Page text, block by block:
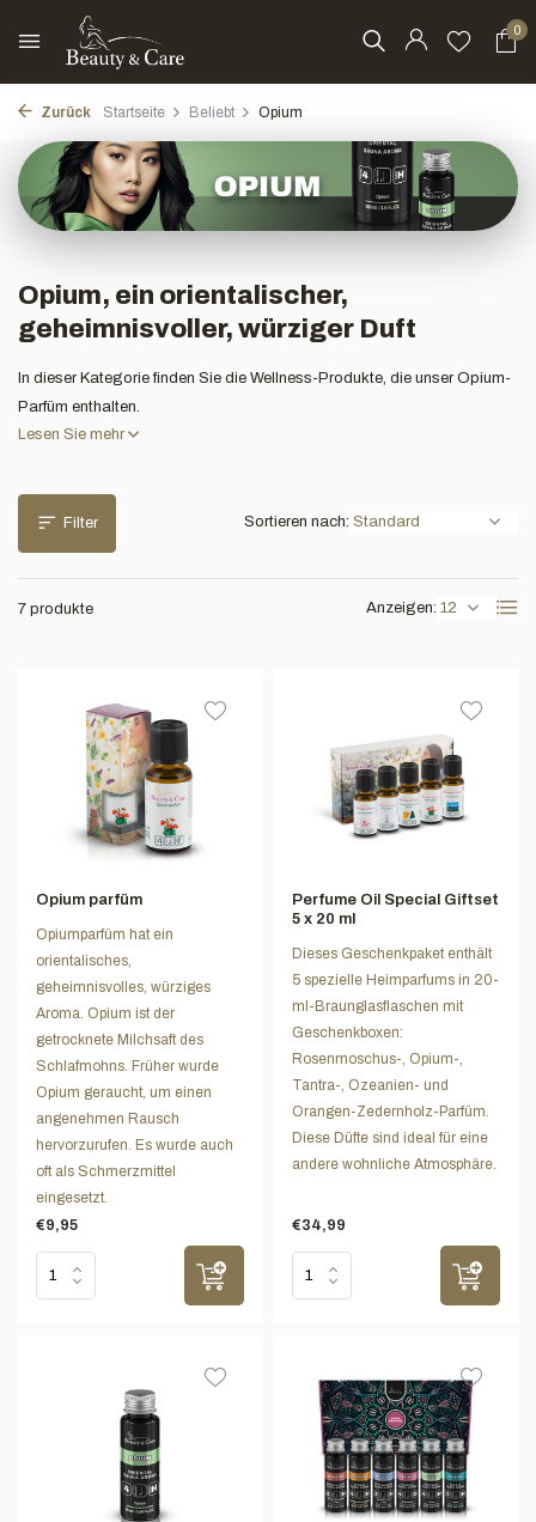
0
Zurück Startseite Beliebt Opium
Opium, ein orientalischer,
geheimnisvoller, würziger Duft
In dieser Kategorie finden Sie die Wellness-Produkte, die unser Opium-
Parfüm enthalten.
Lesen Sie mehr
Filter
7 produkte Anzeigen:
Sortieren nach:
Opium parfüm
Opiumparfüm hat ein
orientalisches,
geheimnisvolles, würziges
Aroma. Opium ist der
getrocknete Milchsaft des
Schlafmohns. Früher wurde
Opium geraucht, um einen
angenehmen Rausch
hervorzurufen. Es wurde auch
oft als Schmerzmittel
eingesetzt.
€9,95
Perfume Oil Special Giftset
5 x 20 ml
Dieses Geschenkpaket enthält
5 spezielle Heimparfums in 20-
ml-Braunglasflaschen mit
Geschenkboxen:
Rosenmoschus-, Opium-,
Tantra-, Ozeanien- und
Orangen-Zedernholz-Parfüm.
Diese Düfte sind ideal für eine
andere wohnliche Atmosphäre.
€34,99